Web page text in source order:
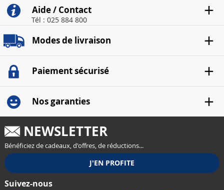
Aide / Contact
Tél : 025 884 800
Modes de livraison
Paiement sécurisé
Nos garanties
NEWSLETTER
Bénéficiez de cadeaux, d'offres, de réductions...
Suivez-nous